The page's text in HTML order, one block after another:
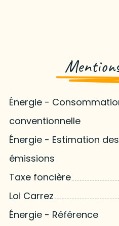
Énergie -
conventionnelle
Énergie - Estimation des
émissions
Taxe foncière
Loi Carrez
Énergie - Référence